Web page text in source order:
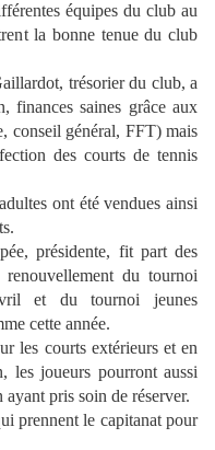
équipes du club au
la bonne tenue du club
trésorier du club, a
finances saines grâce aux
conseil général, FFT) mais
des courts de tennis
ont été vendues ainsi
présidente, fit part des
du tournoi
et du tournoi jeunes
cette année.
les courts extérieurs et en
les joueurs pourront aussi
pris soin de réserver.
prennent le capitanat pour